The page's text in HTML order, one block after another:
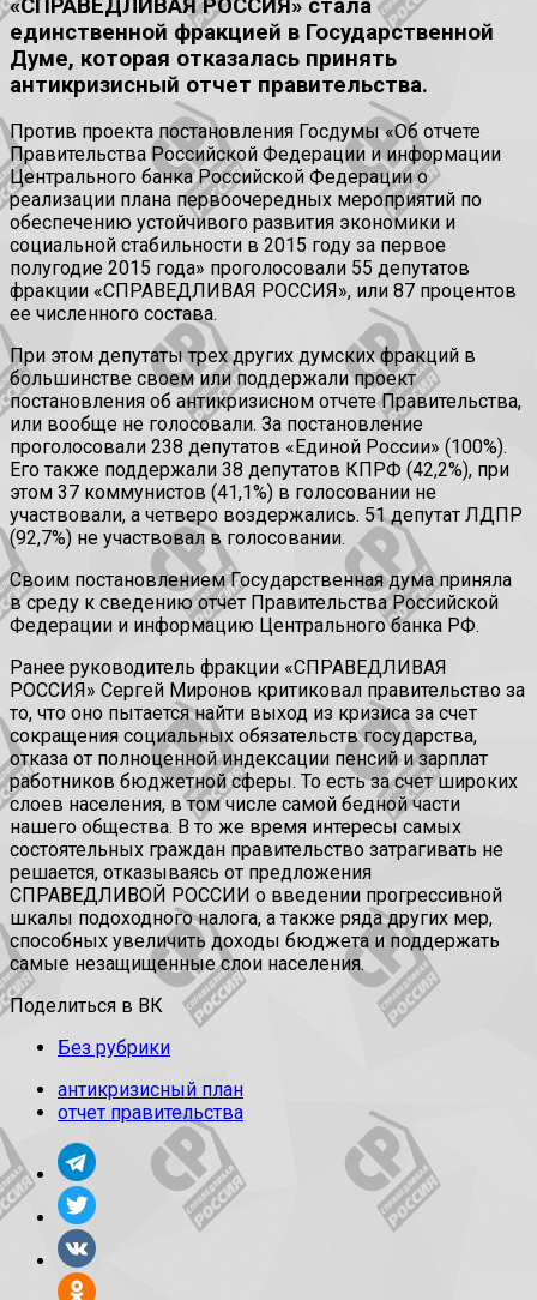
«СПРАВЕДЛИВАЯ РОССИЯ» стала
единственной фракцией в Государственной
Думе, которая отказалась принять
антикризисный отчет правительства.
Против проекта постановления Госдумы «Об отчете
Правительства Российской Федерации и информации
Центрального банка Российской Федерации о
реализации плана первоочередных мероприятий по
обеспечению устойчивого развития экономики и
социальной стабильности в 2015 году за первое
полугодие 2015 года» проголосовали 55 депутатов
фракции «СПРАВЕДЛИВАЯ РОССИЯ», или 87 процентов
ее численного состава.
При этом депутаты трех других думских фракций в
большинстве своем или поддержали проект
постановления об антикризисном отчете Правительства,
или вообще не голосовали. За постановление
проголосовали 238 депутатов «Единой России» (100%).
Его также поддержали 38 депутатов КПРФ (42,2%), при
этом 37 коммунистов (41,1%) в голосовании не
участвовали, а четверо воздержались. 51 депутат ЛДПР
(92,7%) не участвовал в голосовании.
Своим постановлением Государственная дума приняла
в среду к сведению отчет Правительства Российской
Федерации и информацию Центрального банка РФ.
Ранее руководитель фракции «СПРАВЕДЛИВАЯ
РОССИЯ» Сергей Миронов критиковал правительство за
то, что оно пытается найти выход из кризиса за счет
сокращения социальных обязательств государства,
отказа от полноценной индексации пенсий и зарплат
работников бюджетной сферы. То есть за счет широких
слоев населения, в том числе самой бедной части
нашего общества. В то же время интересы самых
состоятельных граждан правительство затрагивать не
решается, отказываясь от предложения
СПРАВЕДЛИВОЙ РОССИИ о введении прогрессивной
шкалы подоходного налога, а также ряда других мер,
способных увеличить доходы бюджета и поддержать
самые незащищенные слои населения.
Поделиться в ВК
Без рубрики
антикризисный план
отчет правительства